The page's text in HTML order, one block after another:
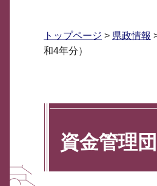
トップページ > 県政情報
和4年分）
資金管理